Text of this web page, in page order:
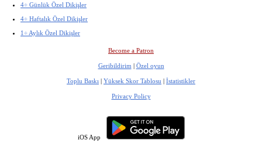
4÷ Günlük Özel Dikişler
4÷ Haftalık Özel Dikişler
1÷ Aylık Özel Dikişler
Become a Patron
Geribildirim | Özel oyun
Toplu Baskı | Yüksek Skor Tablosu | İstatistikler
Privacy Policy
iOS App